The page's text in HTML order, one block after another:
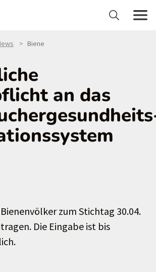
Biene
an das
zum Stichtag 30.04.
Die Eingabe ist bis